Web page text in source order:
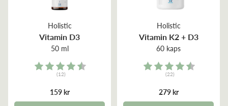
Holistic
Vitamin D3
50 ml
Rating:
(12)
159 kr
Holistic
Vitamin K2 + D3
60 kaps
Rating:
(22)
279 kr